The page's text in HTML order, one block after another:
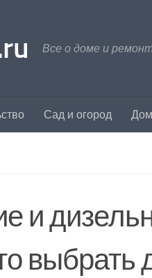
Все о доме и
Сад и огород
и
выбрать